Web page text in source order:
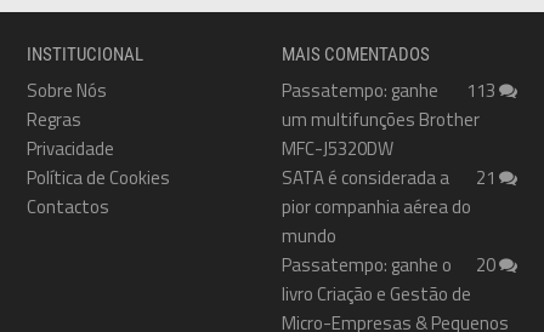
INSTITUCIONAL
Sobre Nós
Regras
Privacidade
Política de Cookies
Contactos
MAIS COMENTADOS
113
Passatempo: ganhe
um multifunções Brother
MFC-J5320DW
21
SATA é considerada a
pior companhia aérea do
mundo
20
Passatempo: ganhe o
livro Criação e Gestão de
Micro-Empresas & Pequenos